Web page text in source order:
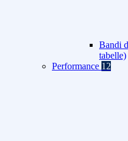
Bandi
tabelle)
Performance 12